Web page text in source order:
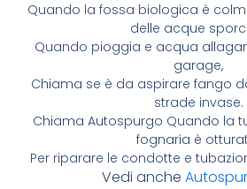
Quando la fossa biologica è
delle acque
Quando pioggia e acqua
garage,
Chiama se è da aspirare fango
strade invase.
Chiama Autospurgo Quando la
fognaria è
Per riparare le condotte e
Vedi anche